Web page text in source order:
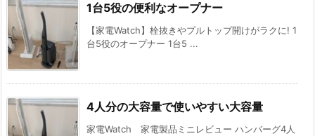
1台5役の便利なオープナー
【家電Watch】栓抜きやプルトップ開けがラクに! 1
台5役のオープナー 1台5 ...
4人分の大容量で使いやすい大容量
家電Watch 家電製品ミニレビュー ハンバーグ4人